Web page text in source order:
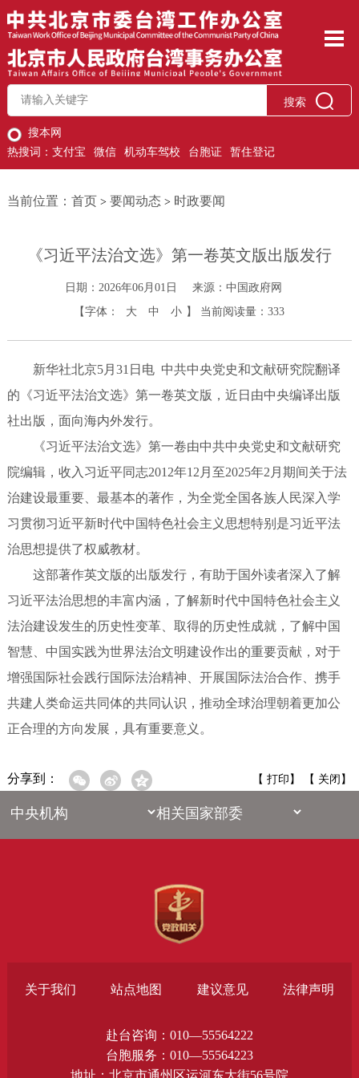
搜索
搜本网
热搜词： 支付宝 微信 机动车驾校 台胞证 暂住登记
当前位置： 首页 > 要闻动态 > 时政要闻
《习近平法治文选》第一卷英文版出版发行
日期：2026年06月01日
来源：中国政府网
【字体：
大 中 小 】 当前阅读量：333
新华社北京5月31日电 中共中央党史和文献研究院翻译
的《习近平法治文选》第一卷英文版，近日由中央编译出版
社出版，面向海内外发行。
《习近平法治文选》第一卷由中共中央党史和文献研究
院编辑，收入习近平同志2012年12月至2025年2月期间关于法
治建设最重要、最基本的著作，为全党全国各族人民深入学
习贯彻习近平新时代中国特色社会主义思想特别是习近平法
治思想提供了权威教材。
这部著作英文版的出版发行，有助于国外读者深入了解
习近平法治思想的丰富内涵，了解新时代中国特色社会主义
法治建设发生的历史性变革、取得的历史性成就，了解中国
智慧、中国实践为世界法治文明建设作出的重要贡献，对于
增强国际社会践行国际法治精神、开展国际法治合作、携手
共建人类命运共同体的共同认识，推动全球治理朝着更加公
正合理的方向发展，具有重要意义。
分享到： 【打印 】 【 关闭 】
关于我们 站点地图 建议意见 法律声明
赴台咨询：010—55564222
台胞服务：010—55564223
地址：北京市通州区运河东大街56号院